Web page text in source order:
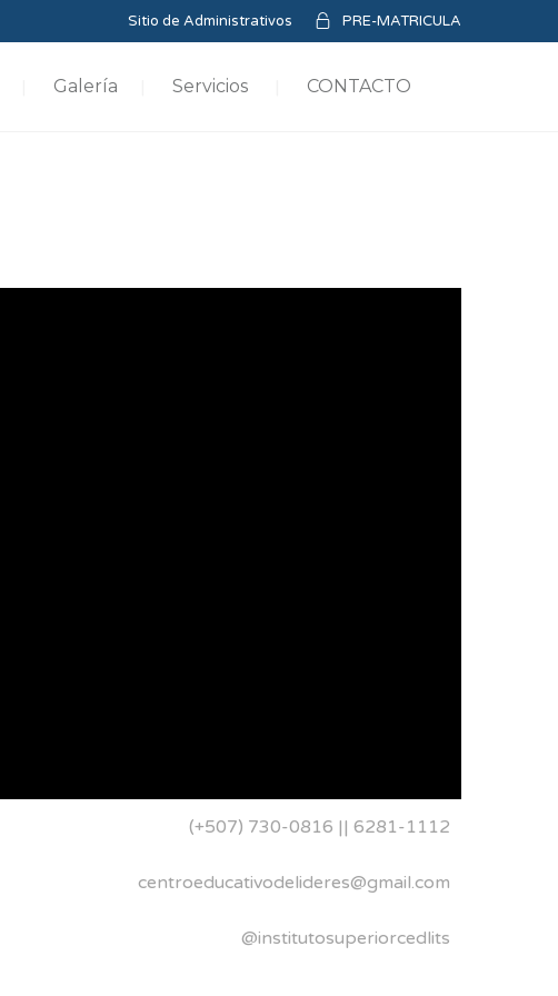
PRE-MATRICULA
Sitio de Administrativos
Galería Servicios CONTACTO
(+507) 730-0816 || 6281-1112
centroeducativodelideres@gmail.com
@institutosuperiorcedlits